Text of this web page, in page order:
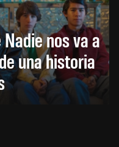
nos va a
una historia